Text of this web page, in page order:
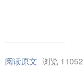
阅读原文 浏览 11052